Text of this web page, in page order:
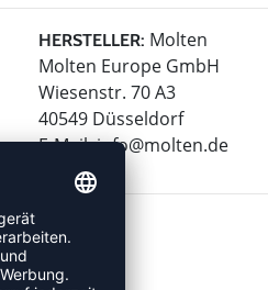
HERSTELLER: Molten
Molten Europe GmbH
Wiesenstr. 70 A3
40549 Düsseldorf
E-Mail:info@molten.de